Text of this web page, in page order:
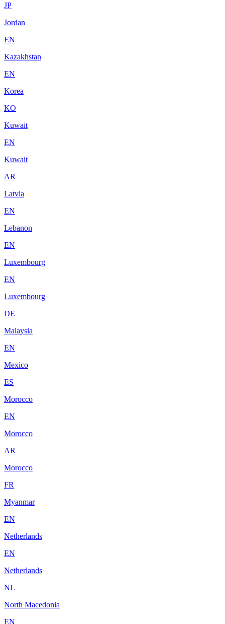
JP
Jordan
EN
Kazakhstan
EN
Korea
KO
Kuwait
EN
Kuwait
AR
Latvia
EN
Lebanon
EN
Luxembourg
EN
Luxembourg
DE
Malaysia
EN
Mexico
ES
Morocco
EN
Morocco
AR
Morocco
FR
Myanmar
EN
Netherlands
EN
Netherlands
NL
North Macedonia
EN